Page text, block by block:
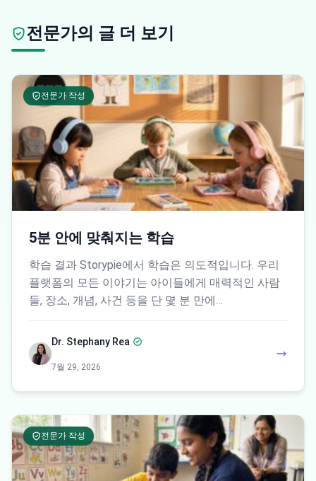
전문가의 글 더 보기
전문가 작성
5분 안에 맞춰지는 학습
학습 결과 Storypie에서 학습은 의도적입니다. 우리
플랫폼의 모든 이야기는 아이들에게 매력적인 사람
들, 장소, 개념, 사건 등을 단 몇 분 만에…
Dr. Stephany Rea
7월 29, 2026
전문가 작성